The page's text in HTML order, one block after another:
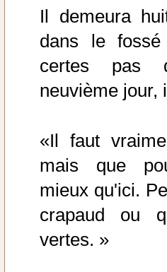
Il demeura
dans le
certes pas
neuvième jour,
«Il faut
mais que
mieux qu'ici.
crapaud ou
vertes. »